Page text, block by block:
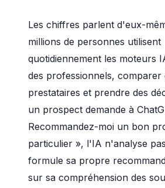
Les chiffres parlent d'eux-
millions de personnes utilisent
quotidiennement les moteurs
des professionnels, comparer
prestataires et prendre des
un prospect demande à
Recommandez-moi un bon
particulier », l'IA n'analyse
formule sa propre
sur sa compréhension des